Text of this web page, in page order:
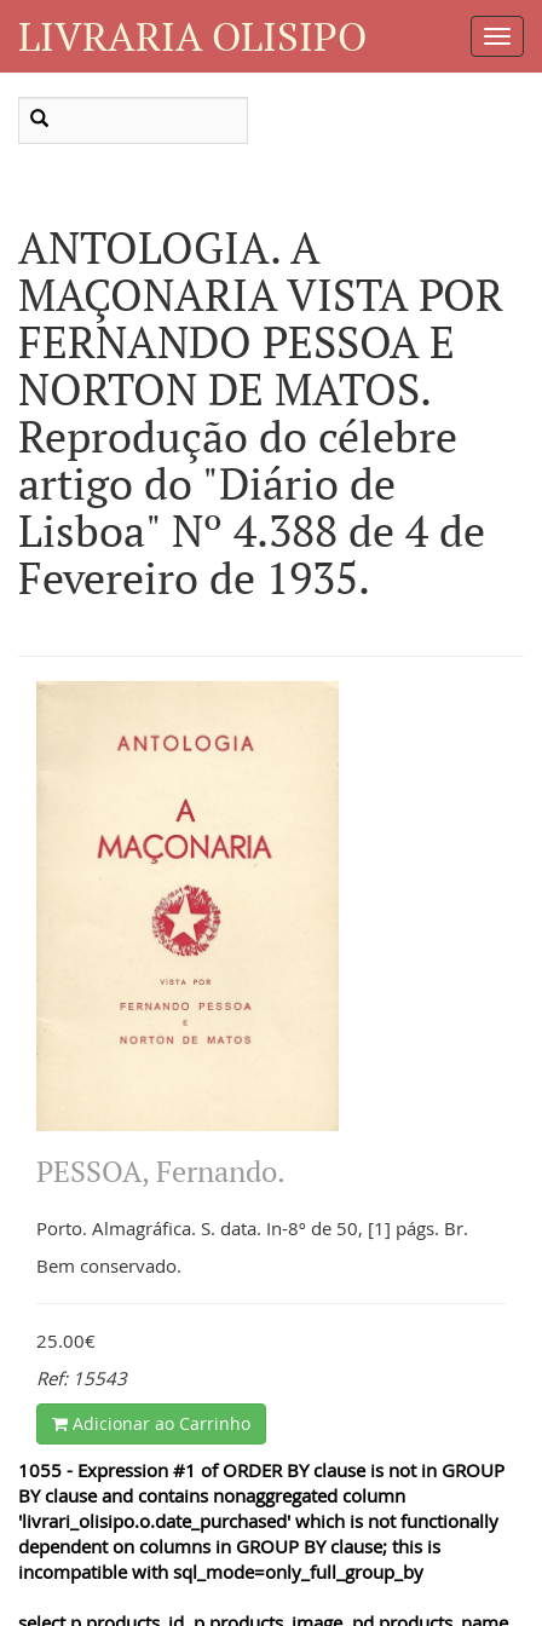
LIVRARIA OLISIPO
ANTOLOGIA. A
MAÇONARIA VISTA POR
FERNANDO PESSOA E
NORTON DE MATOS.
Reprodução do célebre
artigo do "Diário de
Lisboa" Nº 4.388 de 4 de
Fevereiro de 1935.
PESSOA, Fernando.
Porto. Almagráfica. S. data. In-8º de 50, [1] págs. Br.
Bem conservado.
25.00€
Ref: 15543
Adicionar ao Carrinho
1055 - Expression #1 of ORDER BY clause is not in GROUP
BY clause and contains nonaggregated column
'livrari_olisipo.o.date_purchased' which is not functionally
dependent on columns in GROUP BY clause; this is
incompatible with sql_mode=only_full_group_by